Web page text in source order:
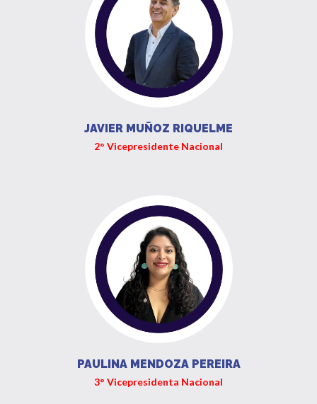
JAVIER MUÑOZ RIQUELME
2° Vicepresidente Nacional
PAULINA MENDOZA PEREIRA
3° Vicepresidenta Nacional